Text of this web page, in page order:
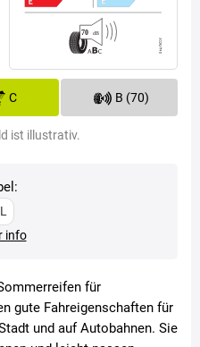
C B (70)
ist illustrativ.
info
für
gute Fahreigenschaften für
und auf Autobahnen. Sie